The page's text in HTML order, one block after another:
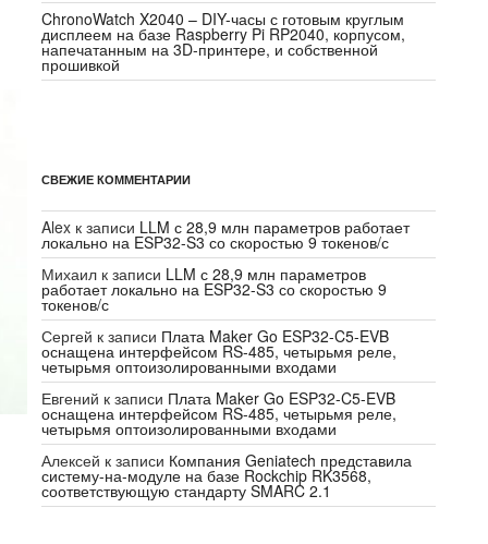
ChronoWatch X2040 – DIY-часы с готовым круглым
дисплеем на базе Raspberry Pi RP2040, корпусом,
напечатанным на 3D-принтере, и собственной
прошивкой
СВЕЖИЕ КОММЕНТАРИИ
Alex к записи LLM с 28,9 млн параметров работает
локально на ESP32-S3 со скоростью 9 токенов/с
Михаил к записи LLM с 28,9 млн параметров
работает локально на ESP32-S3 со скоростью 9
токенов/с
Сергей к записи Плата Maker Go ESP32-C5-EVB
оснащена интерфейсом RS-485, четырьмя реле,
четырьмя оптоизолированными входами
Евгений к записи Плата Maker Go ESP32-C5-EVB
оснащена интерфейсом RS-485, четырьмя реле,
четырьмя оптоизолированными входами
Алексей к записи Компания Geniatech представила
систему-на-модуле на базе Rockchip RK3568,
соответствующую стандарту SMARC 2.1